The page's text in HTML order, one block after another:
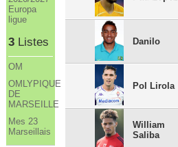
Europa
ligue
3Listes
OM
OMLYPIQUE
DE
MARSEILLE
Mes 23
Marseillais
Danilo
Pol Lirola
William
Saliba